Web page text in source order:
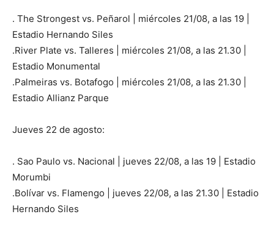
. The Strongest vs. Peñarol | miércoles 21/08, a las 19 |
Estadio Hernando Siles
.River Plate vs. Talleres | miércoles 21/08, a las 21.30 |
Estadio Monumental
.Palmeiras vs. Botafogo | miércoles 21/08, a las 21.30 |
Estadio Allianz Parque
Jueves 22 de agosto:
. Sao Paulo vs. Nacional | jueves 22/08, a las 19 | Estadio
Morumbi
.Bolívar vs. Flamengo | jueves 22/08, a las 21.30 | Estadio
Hernando Siles